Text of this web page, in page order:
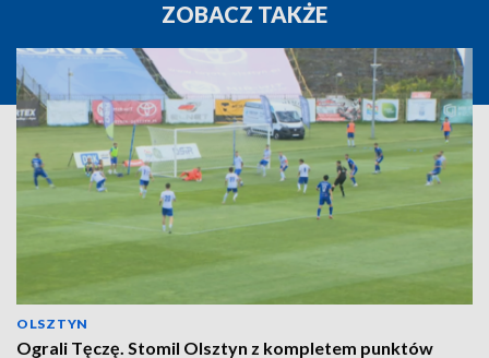
ZOBACZ TAKŻE
OLSZTYN
Ograli Tęczę. Stomil Olsztyn z kompletem punktów